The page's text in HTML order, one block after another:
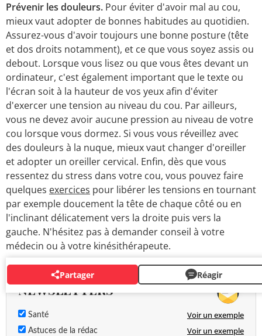
Prévenir les douleurs. Pour éviter d'avoir mal au cou,
mieux vaut adopter de bonnes habitudes au quotidien.
Assurez-vous d'avoir toujours une bonne posture (tête
et dos droits notamment), et ce que vous soyez assis ou
debout. Lorsque vous lisez ou que vous êtes devant un
ordinateur, c'est également important que le texte ou
l'écran soit à la hauteur de vos yeux afin d'éviter
d'exercer une tension au niveau du cou. Par ailleurs,
vous ne devez avoir aucune pression au niveau de votre
cou lorsque vous dormez. Si vous vous réveillez avec
des douleurs à la nuque, mieux vaut changer d'oreiller
et adopter un oreiller cervical. Enfin, dès que vous
ressentez du stress dans votre cou, vous pouvez faire
quelques exercices pour libérer les tensions en tournant
par exemple doucement la tête de chaque côté ou en
l'inclinant délicatement vers la droite puis vers la
gauche. N'hésitez pas à demander conseil à votre
médecin ou à votre kinésithérapeute.
Partager Réagir
NEWSLETTERS
Santé Voir un exemple
Astuces de la rédac Voir un exemple